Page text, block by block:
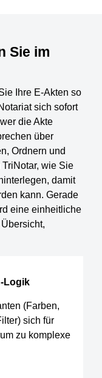
Sie im
Ihre E-Akten so
sich sofort
die Akte
über
Ordnern und
wie Sie
damit
kann. Gerade
eine einheitliche
Logik
(Farben,
sich für
zu komplexe